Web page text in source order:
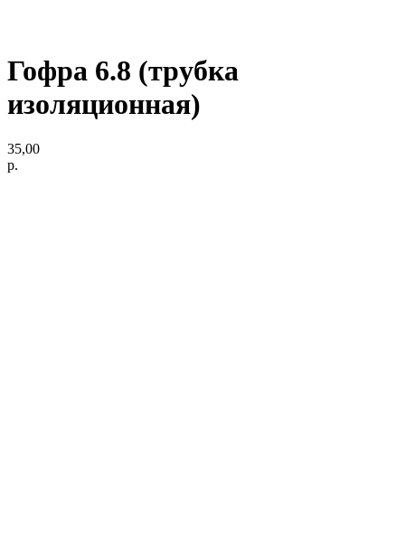
Гофра 6.8 (трубка
изоляционная)
35,00
р.